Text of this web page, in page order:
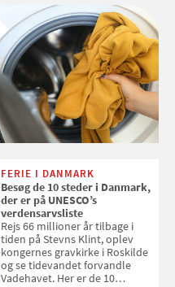
favoritter. Det fejrer Samvirke
med en quiz om alt det danske
frugt, vi elsker. Konkurrencen
slutter fredag d. 18. september
2026
FERIE I DANMARK
Besøg de 10 steder i Danmark,
der er på UNESCO’s
verdensarvsliste
Rejs 66 millioner år tilbage i
tiden på Stevns Klint, oplev
kongernes gravkirke i Roskilde
og se tidevandet forvandle
Vadehavet. Her er de 10